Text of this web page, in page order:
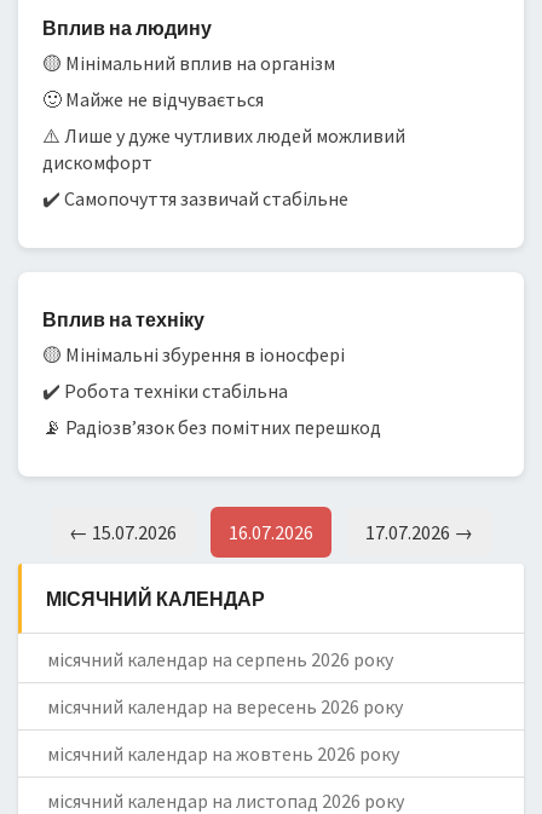
Вплив на людину
🟡 Мінімальний вплив на організм
🙂 Майже не відчувається
⚠️ Лише у дуже чутливих людей можливий
дискомфорт
✔️ Самопочуття зазвичай стабільне
Вплив на техніку
🟡 Мінімальні збурення в іоносфері
✔️ Робота техніки стабільна
📡 Радіозв’язок без помітних перешкод
← 15.07.2026 16.07.2026 17.07.2026 →
МІСЯЧНИЙ КАЛЕНДАР
місячний календар на серпень 2026 року
місячний календар на вересень 2026 року
місячний календар на жовтень 2026 року
місячний календар на листопад 2026 року